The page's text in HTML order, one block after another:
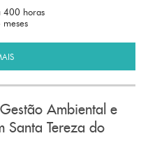
400 horas
meses
Ambiental e
Santa Tereza do